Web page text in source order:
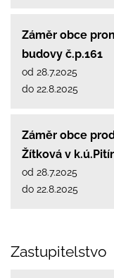
Záměr obce
budovy č.p.161
od 28.7.2025
do 22.8.2025
Záměr obce
Žítková v
od 28.7.2025
do 22.8.2025
Zastupitelstvo